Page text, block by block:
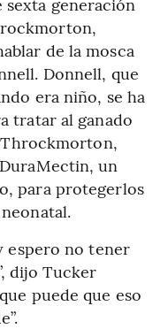
de la mosca
Donnell, que
era niño, se ha
tratar al ganado
Throckmorton,
un
para protegerlos
espero no tener
dijo Tucker
puede que eso